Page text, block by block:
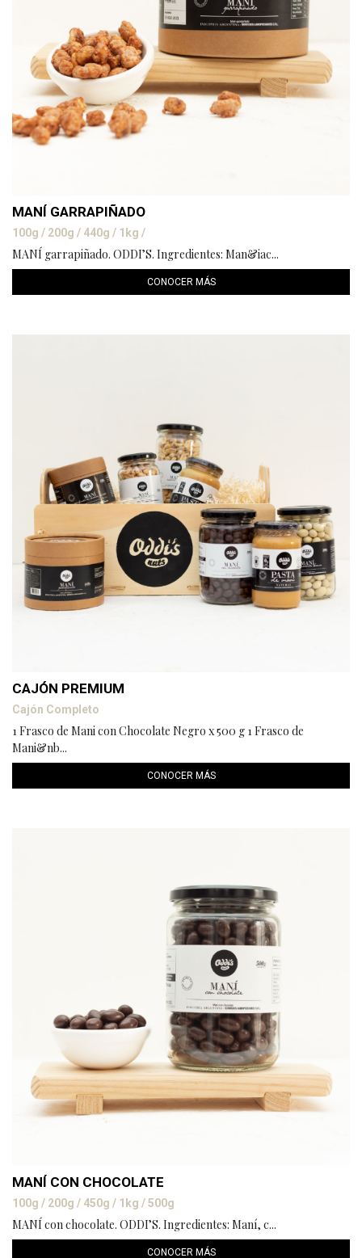
MANÍ GARRAPIÑADO
100g / 200g / 440g / 1kg /
MANÍ garrapiñado. ODDI’S. Ingredientes: Man&iac...
CONOCER MÁS
CAJÓN PREMIUM
Cajón Completo
1 Frasco de Mani con Chocolate Negro x 500 g 1 Frasco de
Mani&nb...
CONOCER MÁS
MANÍ CON CHOCOLATE
100g / 200g / 450g / 1kg / 500g
MANÍ con chocolate. ODDI’S. Ingredientes: Maní, c...
CONOCER MÁS